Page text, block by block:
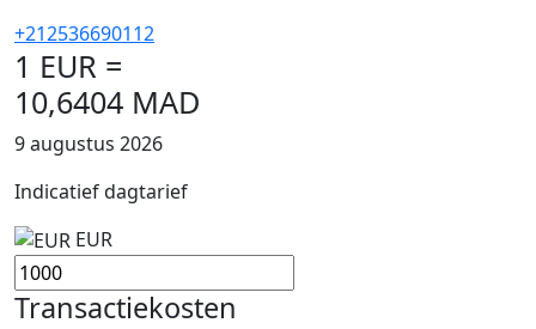
+212536690112
1 EUR =
10,6404 MAD
9 augustus 2026
Indicatief dagtarief
EUR
Transactiekosten